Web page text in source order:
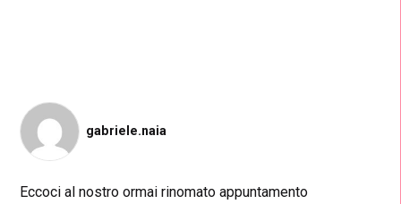
gabriele.naia
Eccoci al nostro ormai rinomato appuntamento